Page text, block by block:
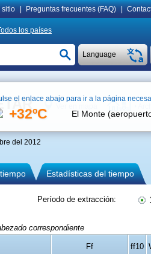
sitio Preguntas frecuentes (FAQ)
los países
Language
del 2012
Estadísticas del tiempo
Período de extracción:
correspondiente
Ff ff10
el enlace abajo para ir a la página
+32ºC El Monte